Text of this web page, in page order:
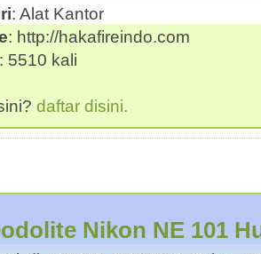
: Alat Kantor
: http://hakafireindo.com
: 5510 kali
daftar disini.
Nikon NE 101